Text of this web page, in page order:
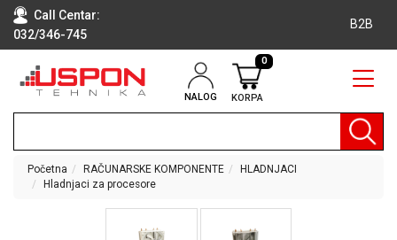
Call Centar:
032/346-745
B2B
NALOG KORPA
0
RAČUNARI
TEHNIKA
KLIME I
Početna RAČUNARSKE KOMPONENTE
HLADNJACI
Hladnjaci za procesore